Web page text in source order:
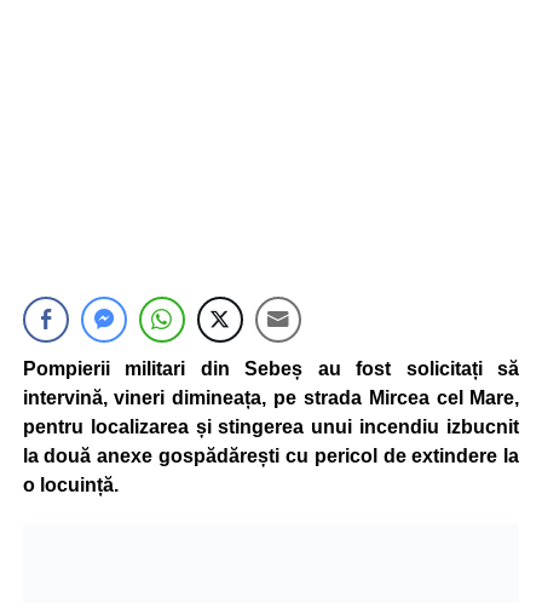
Pompierii militari din Sebeș au fost solicitați să
intervină, vineri dimineața, pe strada Mircea cel Mare,
pentru localizarea și stingerea unui incendiu izbucnit
la două anexe gospădărești cu pericol de extindere la
o locuință.